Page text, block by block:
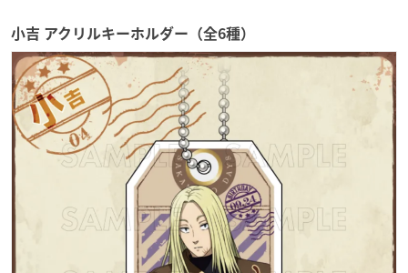
小吉 アクリルキーホルダー（全6種）